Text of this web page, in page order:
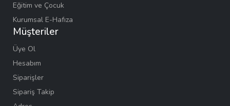
Eğitim ve Çocuk
Kurumsal E-Hafıza
Müşteriler
Üye Ol
Hesabım
Siparişler
Sipariş Takip